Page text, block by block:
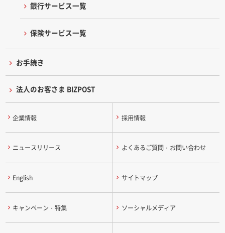
銀行サービス一覧
保険サービス一覧
お手続き
法人のお客さま BIZPOST
企業情報 採用情報
ニュースリリース よくあるご質問・お問い合わせ
English サイトマップ
キャンペーン・特集 ソーシャルメディア